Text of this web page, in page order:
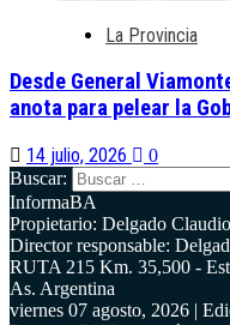
La Provincia
Desde General
anota para pelear la
14 julio, 2026
0
Buscar:
InformaBA
Propietario: Delgado Claudio
Director responsable:
RUTA 215 Km. 35,500 -
As. Argentina
viernes 07 agosto, 2026 |